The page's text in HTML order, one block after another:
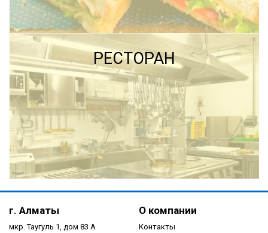
ПОДРОБНЕЕ ПОДРОБНЕЕ
ПОДРОБНЕЕ
РЕСТОРАН
г. Алматы
мкр. Таугуль 1, дом 83 А
О компании
Контакты